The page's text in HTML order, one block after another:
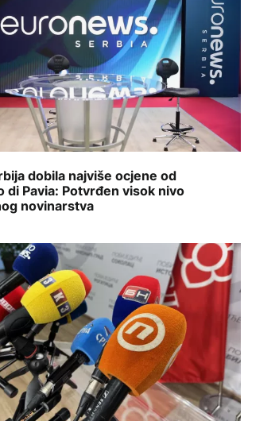
dobila najviše ocjene od
di Pavia: Potvrđen visok nivo
novinarstva